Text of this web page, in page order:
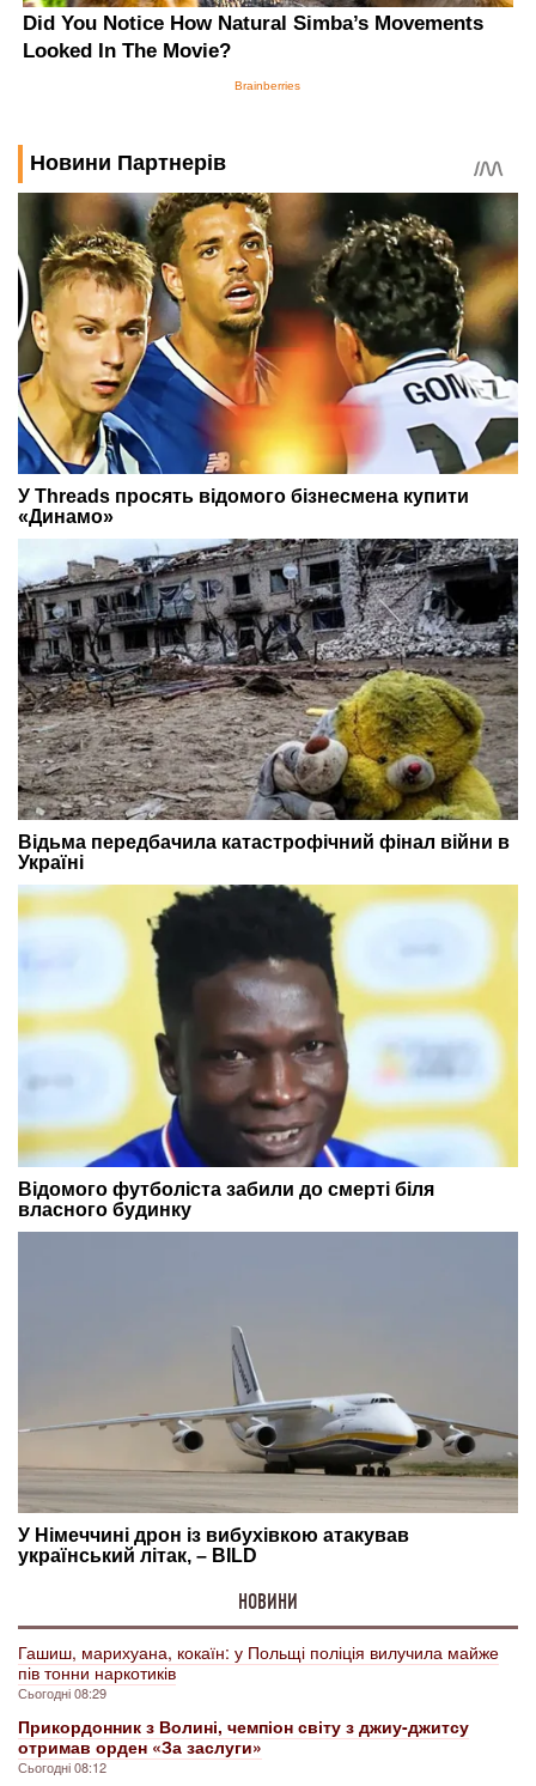
НОВИНИ
Гашиш, марихуана, кокаїн: у Польщі поліція вилучила майже
пів тонни наркотиків
Сьогодні 08:29
Прикордонник з Волині, чемпіон світу з джиу-джитсу
отримав орден «За заслуги»
Сьогодні 08:12